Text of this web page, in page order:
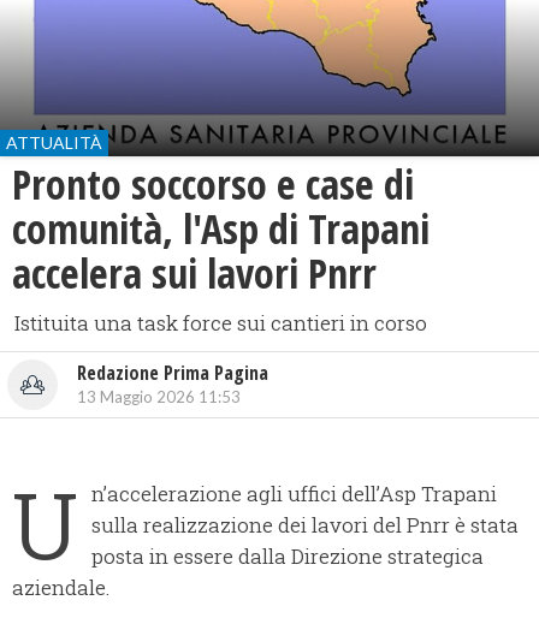
ATTUALITÀ
Pronto soccorso e case di
comunità, l'Asp di Trapani
accelera sui lavori Pnrr
Istituita una task force sui cantieri in corso
Redazione Prima Pagina
13 Maggio 2026 11:53
U n’accelerazione agli uffici dell’Asp Trapani
sulla realizzazione dei lavori del Pnrr è stata
posta in essere dalla Direzione strategica
aziendale.